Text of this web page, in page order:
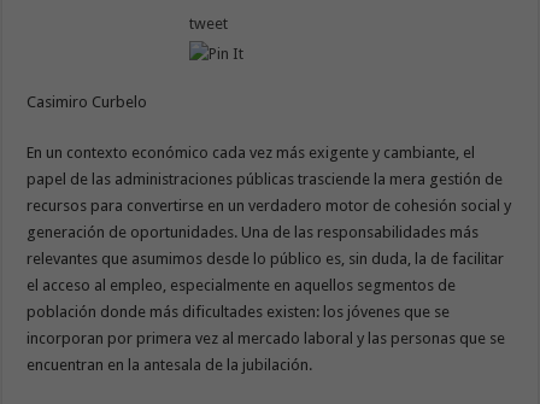
tweet
Casimiro Curbelo
En un contexto económico cada vez más exigente y cambiante, el
papel de las administraciones públicas trasciende la mera gestión de
recursos para convertirse en un verdadero motor de cohesión social y
generación de oportunidades. Una de las responsabilidades más
relevantes que asumimos desde lo público es, sin duda, la de facilitar
el acceso al empleo, especialmente en aquellos segmentos de
población donde más dificultades existen: los jóvenes que se
incorporan por primera vez al mercado laboral y las personas que se
encuentran en la antesala de la jubilación.